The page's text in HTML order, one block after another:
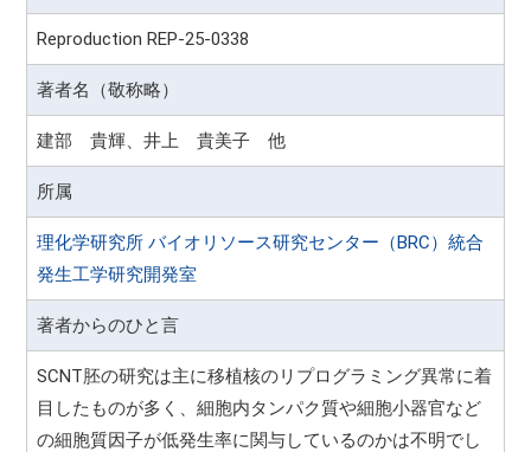
Reproduction REP-25-0338
著者名（敬称略）
建部 貴輝、井上 貴美子 他
所属
理化学研究所 バイオリソース研究センター（BRC）統合
発生工学研究開発室
著者からのひと言
SCNT胚の研究は主に移植核のリプログラミング異常に着
目したものが多く、細胞内タンパク質や細胞小器官など
の細胞質因子が低発生率に関与しているのかは不明でし